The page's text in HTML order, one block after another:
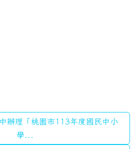
辦理「桃園市113年度國民中小
學...